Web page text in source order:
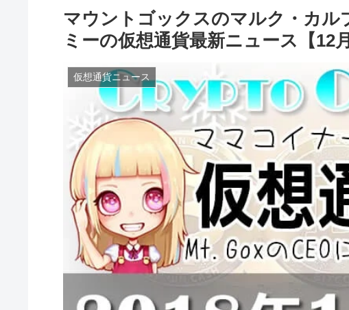
マウントゴックスのマルク・カル
ミーの仮想通貨最新ニュース【12月
仮想通貨ニュース